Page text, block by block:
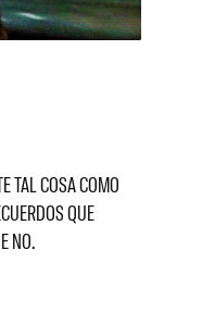
TAL COSA COMO
QUE
NO.